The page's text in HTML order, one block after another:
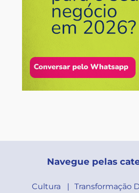
Navegue pelas
Cultura Transformação